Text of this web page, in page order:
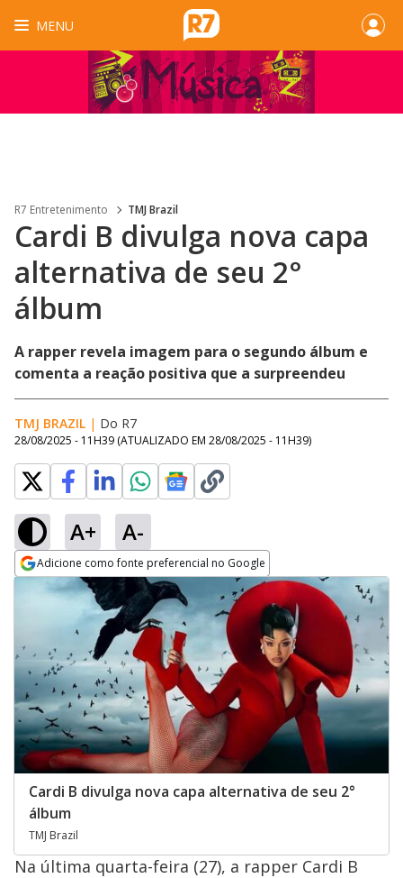
MENU
R7 Entretenimento TMJ Brazil
Cardi B divulga nova capa
alternativa de seu 2°
álbum
A rapper revela imagem para o segundo álbum e
comenta a reação positiva que a surpreendeu
TMJ BRAZIL | Do R7
28/08/2025 - 11H39 (ATUALIZADO EM 28/08/2025 - 11H39)
A+ A-
Adicione como fonte preferencial no Google
Opens in new window
Cardi B divulga nova capa alternativa de seu 2°
álbum
TMJ Brazil
Na última quarta-feira (27), a rapper Cardi B